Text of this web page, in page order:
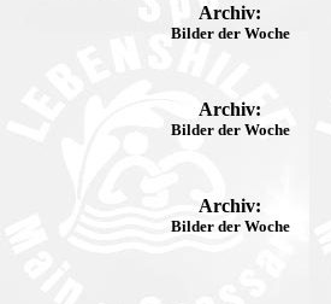
Archiv:
Bilder der Woche
Archiv:
Bilder der Woche
Archiv:
Bilder der Woche